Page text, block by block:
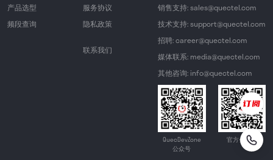
产品选型
频段查询
服务协议
隐私政策
联系我们
销售支持: sales@quectel.com
技术支持: support@quectel.com
招聘: career@quectel.com
媒体联系: media@quectel.com
其他咨询: info@quectel.com
QuecDevZone
公众号
官方公众号